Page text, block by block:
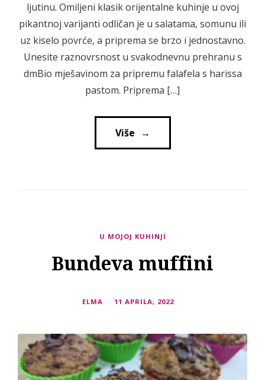
ljutinu. Omiljeni klasik orijentalne kuhinje u ovoj
pikantnoj varijanti odličan je u salatama, somunu ili
uz kiselo povrće, a priprema se brzo i jednostavno.
Unesite raznovrsnost u svakodnevnu prehranu s
dmBio mješavinom za pripremu falafela s harissa
pastom. Priprema […]
Više
→
U MOJOJ KUHINJI
Bundeva muffini
ELMA 11 APRILA, 2022